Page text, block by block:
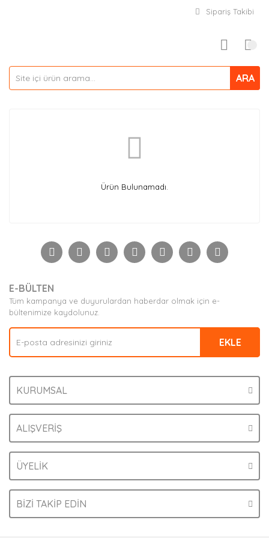
Sipariş Takibi
ARA
Ürün Bulunamadı.
E-BÜLTEN
Tüm kampanya ve duyurulardan haberdar olmak için e-
bültenimize kaydolunuz.
EKLE
KURUMSAL
ALIŞVERİŞ
ÜYELİK
BİZİ TAKİP EDİN